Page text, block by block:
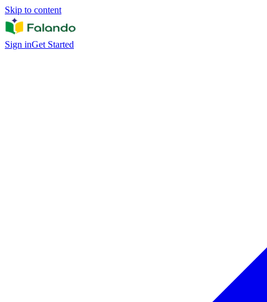
Skip to content
Sign inGet Started